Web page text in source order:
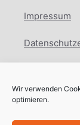
Wir verwenden
optimieren.
Impressum